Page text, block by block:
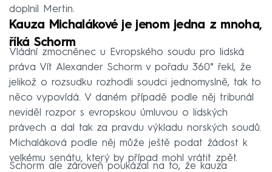
doplnil Mertin.
Kauza Michalákové je jenom jedna z mnoha,
říká Schorm
Vládní zmocněnec u Evropského soudu pro lidská
práva Vít Alexander Schorm v pořadu 360° řekl, že
jelikož o rozsudku rozhodli soudci jednomyslně, tak to
něco vypovídá. V daném případě podle něj tribunál
neviděl rozpor s evropskou úmluvou o lidských
právech a dal tak za pravdu výkladu norských soudů.
Michaláková podle něj může ještě podat žádost k
velkému senátu, který by případ mohl vrátit zpět.
Schorm ale zároveň poukázal na to, že kauza